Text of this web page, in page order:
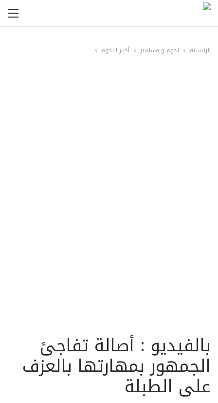
الرئيسية نجوم و مشاهير أخبار النجوم
بالفيديو : أصالة تفاجئ
الجمهور بمهارتها بالعزف
على الطبلة